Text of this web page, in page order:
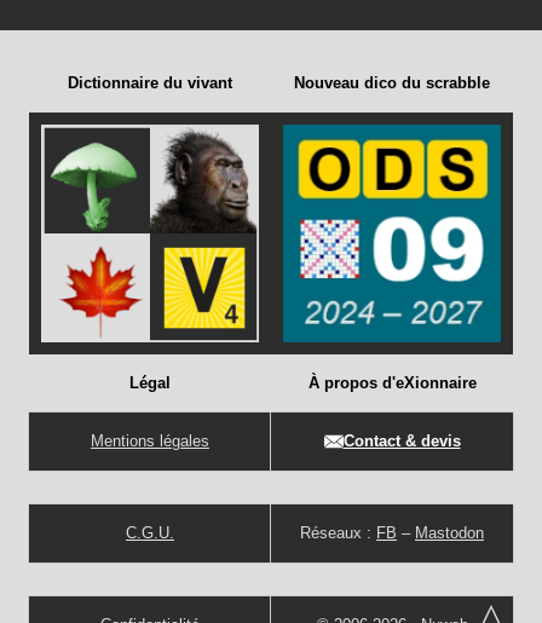
Dictionnaire du vivant Nouveau dico du scrabble
Légal
Mentions légales
C.G.U.
À propos d'eXionnaire
Contact & devis
Réseaux : FB – Mastodon